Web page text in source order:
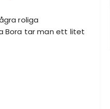
roliga
Bora tar man ett litet